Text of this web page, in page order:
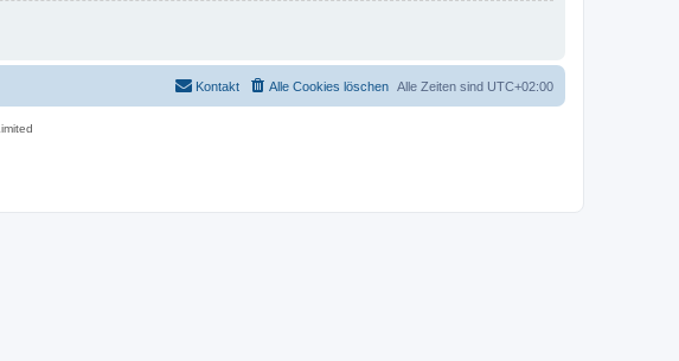
Alle Zeiten sind UTC+02:00
Alle Cookies löschen
Kontakt